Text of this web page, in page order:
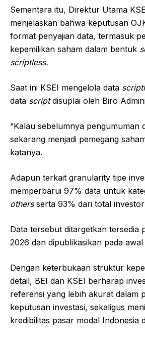
Sementara itu, Direktur Utama
menjelaskan bahwa keputusan
format penyajian data, termasuk
kepemilikan saham dalam bentuk
scriptless.
Saat ini KSEI mengelola data
data scriptdisuplai oleh Biro
“Kalau sebelumnya pengumuman
sekarang menjadi pemegang
katanya.
Adapun terkait granularity tipe
memperbarui 97% data untuk
othersserta 93% dari total investor
Data tersebut ditargetkan tersedia
2026 dan dipublikasikan pada
Dengan keterbukaan struktur
detail, BEI dan KSEI berharap
referensi yang lebih akurat dalam
keputusan investasi, sekaligus
kredibilitas pasar modal Indonesia